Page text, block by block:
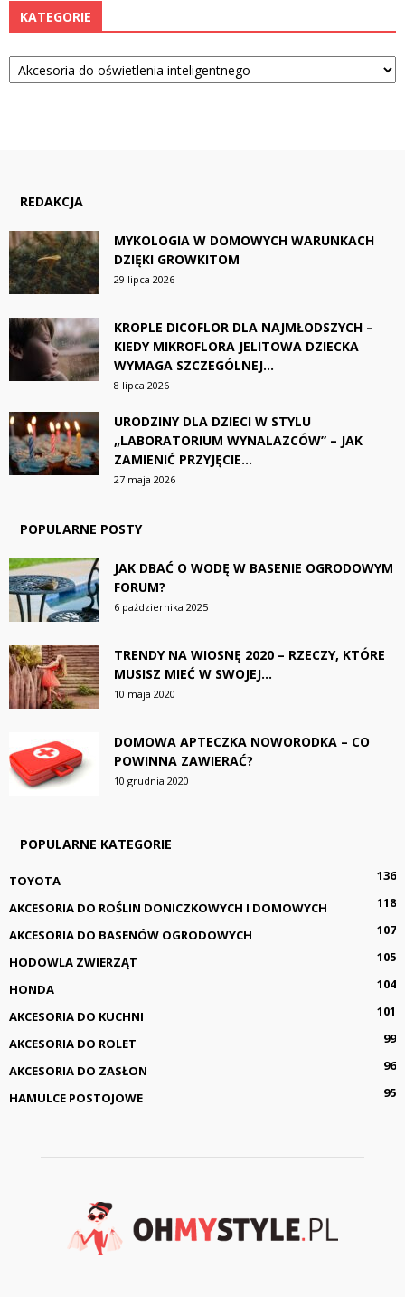
KATEGORIE
Kategorie
REDAKCJA
MYKOLOGIA W DOMOWYCH WARUNKACH
DZIĘKI GROWKITOM
29 lipca 2026
KROPLE DICOFLOR DLA NAJMŁODSZYCH –
KIEDY MIKROFLORA JELITOWA DZIECKA
WYMAGA SZCZEGÓLNEJ...
8 lipca 2026
URODZINY DLA DZIECI W STYLU
„LABORATORIUM WYNALAZCÓW” – JAK
ZAMIENIĆ PRZYJĘCIE...
27 maja 2026
POPULARNE POSTY
JAK DBAĆ O WODĘ W BASENIE OGRODOWYM
FORUM?
6 października 2025
TRENDY NA WIOSNĘ 2020 – RZECZY, KTÓRE
MUSISZ MIEĆ W SWOJEJ...
10 maja 2020
DOMOWA APTECZKA NOWORODKA – CO
POWINNA ZAWIERAĆ?
10 grudnia 2020
POPULARNE KATEGORIE
TOYOTA
136
AKCESORIA DO ROŚLIN DONICZKOWYCH I DOMOWYCH
118
AKCESORIA DO BASENÓW OGRODOWYCH
107
HODOWLA ZWIERZĄT
105
HONDA
104
AKCESORIA DO KUCHNI
101
AKCESORIA DO ROLET
99
AKCESORIA DO ZASŁON
96
HAMULCE POSTOJOWE
95